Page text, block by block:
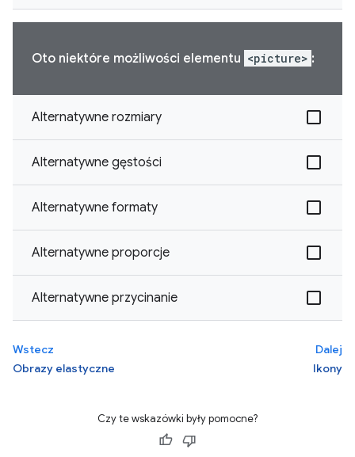
Oto niektóre możliwości elementu <picture> :
Alternatywne rozmiary
Alternatywne gęstości
Alternatywne formaty
Alternatywne proporcje
Alternatywne przycinanie
Wstecz
Obrazy elastyczne
Dalej
Ikony
Czy te wskazówki były pomocne?